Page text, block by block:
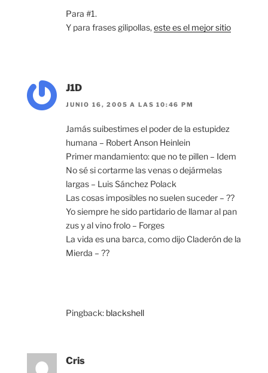
Para #1.
Y para frases gilipollas,este es el mejor sitio
J1D
JUNIO 16, 2005 A LAS 10:46 PM
Jamás suibestimes el poder de la estupidez
humana – Robert Anson Heinlein
Primer mandamiento: que no te pillen – Idem
No sé si cortarme las venas o dejármelas
largas – Luis Sánchez Polack
Las cosas imposibles no suelen suceder – ??
Yo siempre he sido partidario de llamar al pan
zus y al vino frolo – Forges
La vida es una barca, como dijo Claderón de la
Mierda – ??
Pingback: blackshell
Cris